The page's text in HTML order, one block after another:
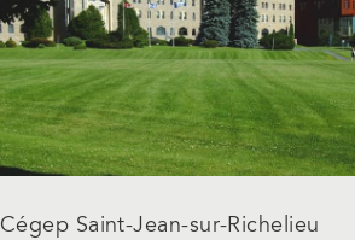
Cégep Saint-Jean-sur-Richelieu